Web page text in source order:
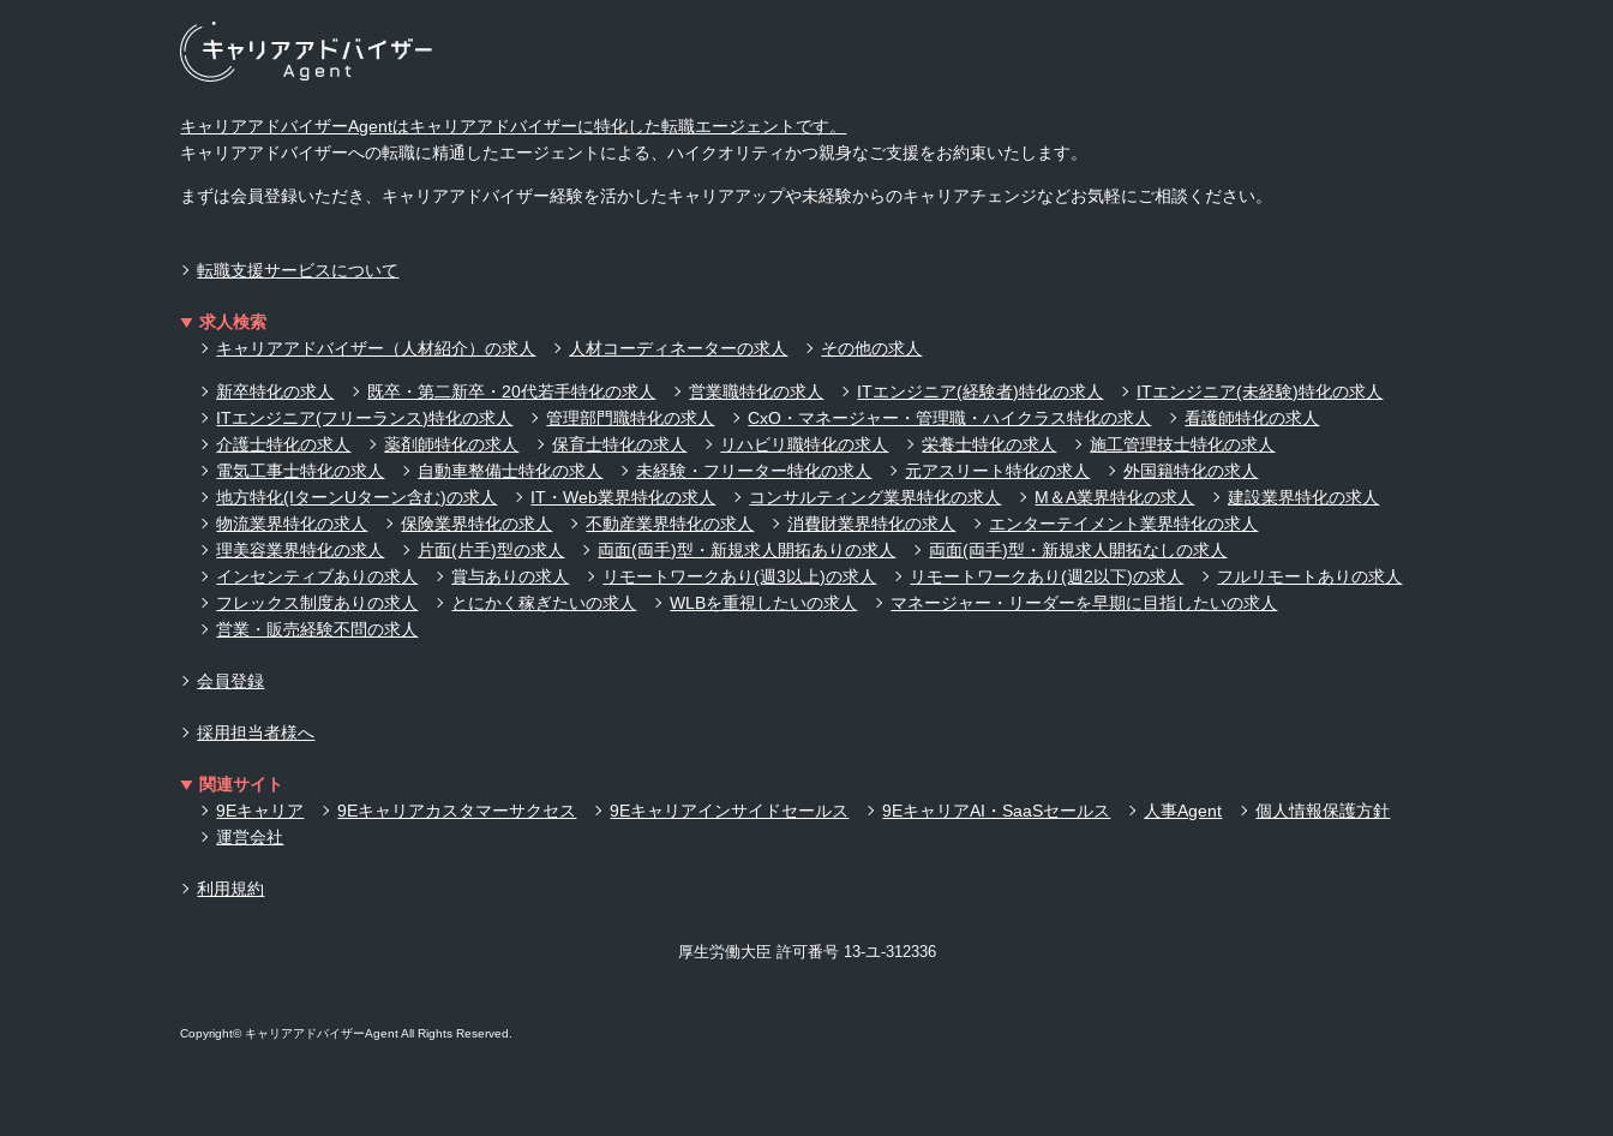
キャリアアドバイザーAgentはキャリアアドバイザーに特化した転職エージェントです。
キャリアアドバイザーへの転職に精通したエージェントによる、ハイクオリティかつ親身なご支援をお約束いたします。
まずは会員登録いただき、キャリアアドバイザー経験を活かしたキャリアアップや未経験からのキャリアチェンジなどお気軽にご相談ください。
転職支援サービスについて
求人検索
キャリアアドバイザー（人材紹介）の求人
人材コーディネーターの求人 その他の求人
新卒特化の求人 既卒・第二新卒・20代若手特化の求人 営業職特化の求人 ITエンジニア(経験者)特化の求人
ITエンジニア(未経験)特化の求人
ITエンジニア(フリーランス)特化の求人
管理部門職特化の求人 CxO・マネージャー・管理職・ハイクラス特化の求人
看護師特化の求人
介護士特化の求人
薬剤師特化の求人 保育士特化の求人 リハビリ職特化の求人 栄養士特化の求人
施工管理技士特化の求人
電気工事士特化の求人
自動車整備士特化の求人 未経験・フリーター特化の求人 元アスリート特化の求人
外国籍特化の求人
地方特化(IターンUターン含む)の求人
IT・Web業界特化の求人 コンサルティング業界特化の求人 M＆A業界特化の求人
建設業界特化の求人
物流業界特化の求人
保険業界特化の求人 不動産業界特化の求人 消費財業界特化の求人
エンターテイメント業界特化の求人
理美容業界特化の求人
片面(片手)型の求人 両面(両手)型・新規求人開拓ありの求人
両面(両手)型・新規求人開拓なしの求人
インセンティブありの求人
賞与ありの求人 リモートワークあり(週3以上)の求人 リモートワークあり(週2以下)の求人
フルリモートありの求人
フレックス制度ありの求人
とにかく稼ぎたいの求人 WLBを重視したいの求人
マネージャー・リーダーを早期に目指したいの求人
営業・販売経験不問の求人
会員登録
採用担当者様へ
関連サイト
9Eキャリア
9Eキャリアカスタマーサクセス 9Eキャリアインサイドセールス 9EキャリアAI・SaaSセールス 人事Agent
個人情報保護方針
運営会社
利用規約
厚生労働大臣 許可番号 13-ユ-312336
Copyright© キャリアアドバイザーAgent All Rights Reserved.